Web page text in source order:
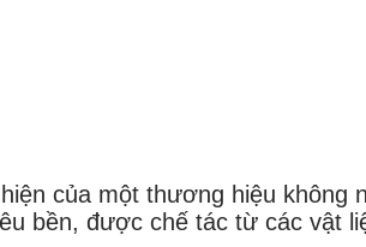
của một thương hiệu không
bền, được chế tác từ các vật